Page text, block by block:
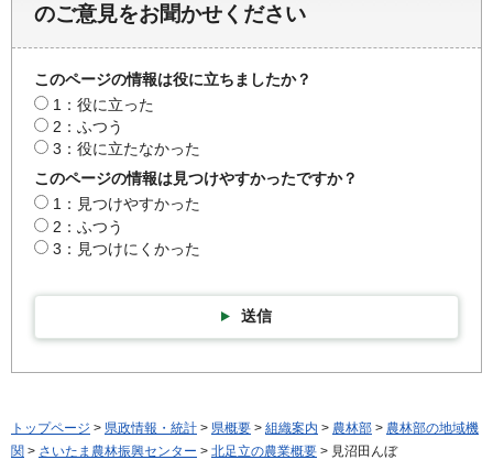
のご意見をお聞かせください
このページの情報は役に立ちましたか？
1：役に立った
2：ふつう
3：役に立たなかった
このページの情報は見つけやすかったですか？
1：見つけやすかった
2：ふつう
3：見つけにくかった
送信
トップページ > 県政情報・統計 > 県概要 > 組織案内 > 農林部 > 農林部の地域機
関 > さいたま農林振興センター > 北足立の農業概要 > 見沼田んぼ